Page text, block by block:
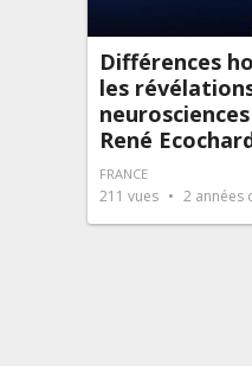
Différences
les
René
FRANCE
211 vues 2 années